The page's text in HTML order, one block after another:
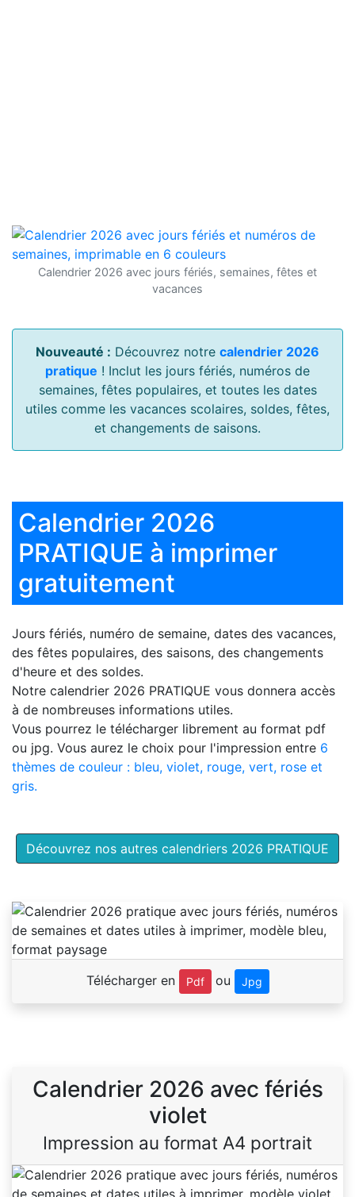
Calendrier 2026 avec jours fériés, semaines, fêtes et
vacances
Nouveauté : Découvrez notre calendrier 2026
pratique ! Inclut les jours fériés, numéros de
semaines, fêtes populaires, et toutes les dates
utiles comme les vacances scolaires, soldes, fêtes,
et changements de saisons.
Calendrier 2026
PRATIQUE à imprimer
gratuitement
Jours fériés, numéro de semaine, dates des vacances,
des fêtes populaires, des saisons, des changements
d'heure et des soldes.
Notre calendrier 2026 PRATIQUE vous donnera accès
à de nombreuses informations utiles.
Vous pourrez le télécharger librement au format pdf
ou jpg. Vous aurez le choix pour l'impression entre 6
thèmes de couleur : bleu, violet, rouge, vert, rose et
gris.
Découvrez nos autres calendriers 2026 PRATIQUE
Télécharger en Pdf ou Jpg
Calendrier 2026 avec fériés
violet
Impression au format A4 portrait